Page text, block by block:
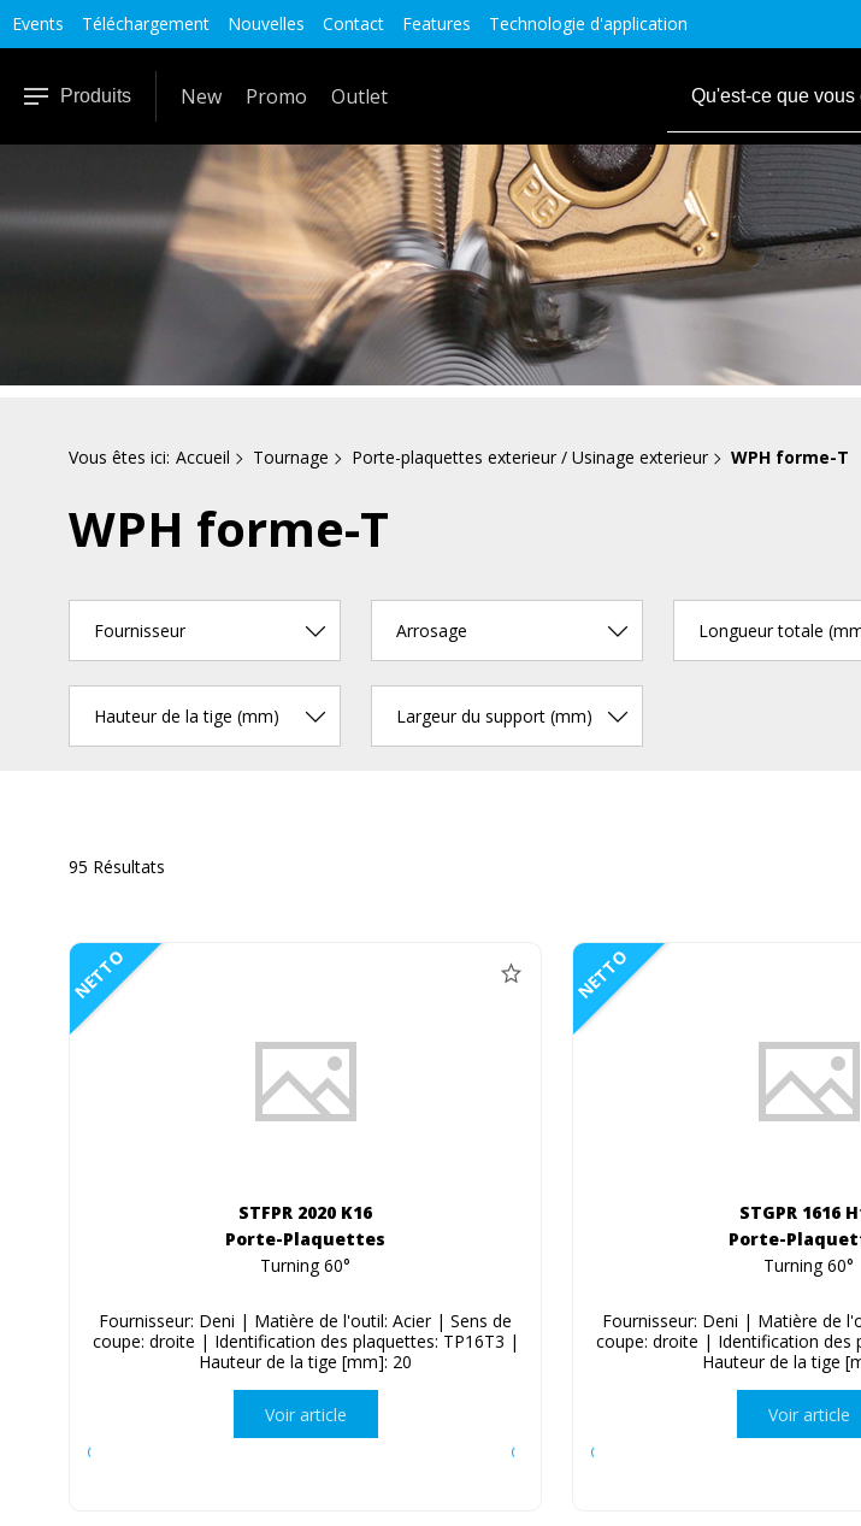
Events Téléchargement Nouvelles Contact Features Technologie d'application
Produits New Promo Outlet
Vous êtes ici: Accueil Tournage Porte-plaquettes exterieur / Usinage exterieur WPH forme-T
WPH forme-T
Fournisseur Arrosage Longueur totale
Hauteur de la tige (mm) Largeur du support (mm)
95 Résultats
NETTO
STFPR 2020 K16
Porte-Plaquettes
Turning 60°
Fournisseur: Deni | Matière de l'outil: Acier | Sens de
coupe: droite | Identification des plaquettes: TP16T3 |
Hauteur de la tige [mm]: 20
Voir article
NETTO
STGPR 1616
Porte-
Turning 60°
Fournisseur: Deni | Matière de
coupe: droite | Identification des
Hauteur de la tige
Voir article